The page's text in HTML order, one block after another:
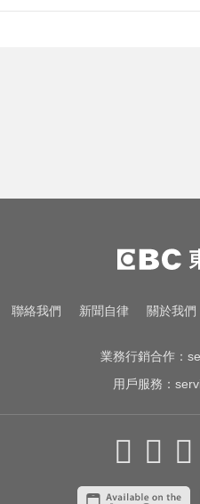
風夜搭捷運增援
AI「成人伴侶」
可喬165種姿勢售
快訊／國2油罐車
聯絡我們 新聞自律 關於我們
業務行銷合作：
用戶服務：